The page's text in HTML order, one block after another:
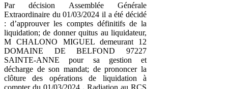
Par décision Assemblée Générale
Extraordinaire du 01/03/2024 il a été décidé
: d’approuver les comptes définitifs de la
liquidation; de donner quitus au liquidateur,
M CHALONO MIGUEL demeurant 12
DOMAINE DE BELFOND 97227
SAINTE-ANNE pour sa gestion et
décharge de son mandat; de prononcer la
clôture des opérations de liquidation à
compter du 01/03/2024 . Radiation au RCS